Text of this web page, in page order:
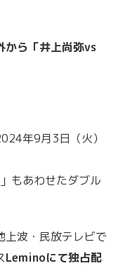
から「井上尚弥vs
年9月3日（火）
もあわせたダブル
上波・民放テレビで
Leminoにて独占配